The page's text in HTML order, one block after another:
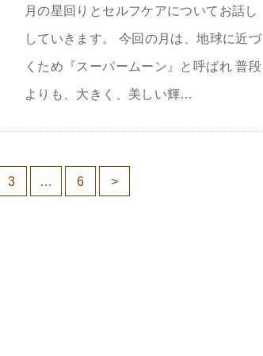
月の星回りとセルフケアについてお話し
していきます。 今回の月は、地球に近づ
くため『スーパームーン』と呼ばれ 普段
よりも、大きく、美しい輝…
3 … 6 >